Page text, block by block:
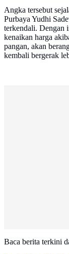
Angka tersebut
Purbaya Yudhi
terkendali. Dengan
kenaikan harga
pangan, akan
kembali bergerak
Baca berita terkini